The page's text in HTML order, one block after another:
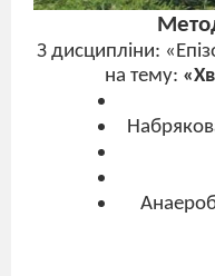
З дисципліни:
на тему: